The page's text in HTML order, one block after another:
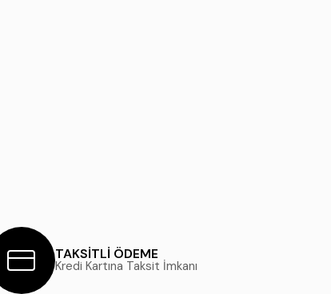
TAKSİTLİ ÖDEME
Kredi Kartına Taksit İmkanı